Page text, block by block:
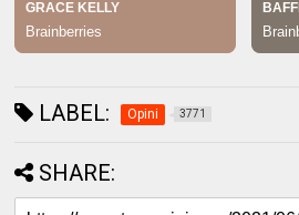
LABEL: Opini 3771
SHARE: